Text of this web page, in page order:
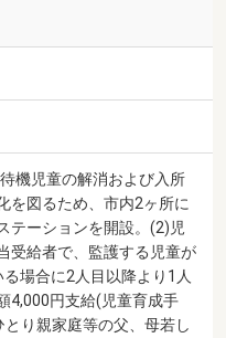
機児童の解消および入所
を図るため、市内2ヶ所に
テーションを開設。(2)児
受給者で、監護する児童が
る場合に2人目以降より1人
4,000円支給(児童育成手
とり親家庭等の父、母若し